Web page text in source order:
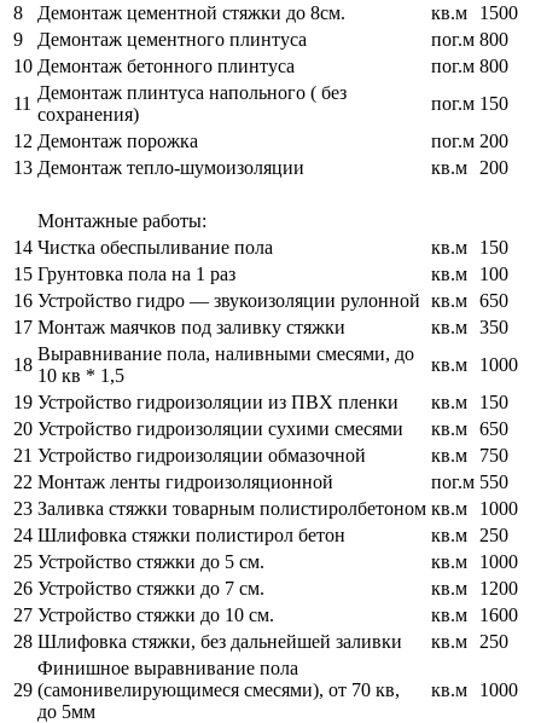
8
Демонтаж цементной стяжки до 8см. кв.м
1500
9
Демонтаж цементного плинтуса пог.м 800
10 Демонтаж бетонного плинтуса пог.м 800
11
Демонтаж плинтуса напольного ( без
сохранения)
пог.м 150
12 Демонтаж порожка пог.м 200
13 Демонтаж тепло-шумоизоляции кв.м 200
Монтажные работы:
14 Чистка обеспыливание пола кв.м
150
15 Грунтовка пола на 1 раз кв.м
100
16 Устройство гидро — звукоизоляции рулонной кв.м 650
17 Монтаж маячков под заливку стяжки кв.м 350
18
Выравнивание пола, наливными смесями, до
10 кв * 1,5
кв.м
1000
19 Устройство гидроизоляции из ПВХ пленки кв.м
150
20 Устройство гидроизоляции сухими смесями кв.м 650
21 Устройство гидроизоляции обмазочной кв.м
750
22 Монтаж ленты гидроизоляционной пог.м 550
23 Заливка стяжки товарным полистиролбетоном кв.м
1000
24 Шлифовка стяжки полистирол бетон кв.м
250
25 Устройство стяжки до 5 см. кв.м
1000
26 Устройство стяжки до 7 см. кв.м
1200
27 Устройство стяжки до 10 см. кв.м
1600
28 Шлифовка стяжки, без дальнейшей заливки кв.м 250
29
Финишное выравнивание пола
(самонивелирующимеся смесями), от 70 кв,
до 5мм
кв.м 1000